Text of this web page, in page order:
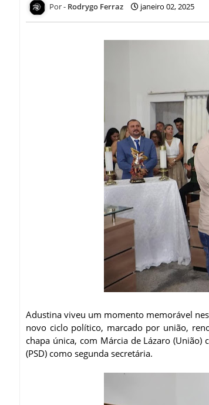
Rodrygo Ferraz janeiro 02, 2025
Adustina viveu um momento memorável
novo ciclo político, marcado por união,
chapa única, com Márcia de Lázaro
(PSD) como segunda secretária.